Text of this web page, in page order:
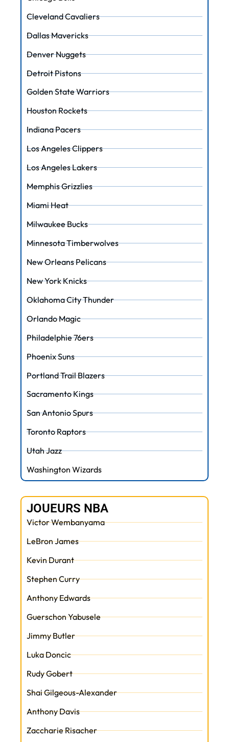
Cleveland Cavaliers
Dallas Mavericks
Denver Nuggets
Detroit Pistons
Golden State Warriors
Houston Rockets
Indiana Pacers
Los Angeles Clippers
Los Angeles Lakers
Memphis Grizzlies
Miami Heat
Milwaukee Bucks
Minnesota Timberwolves
New Orleans Pelicans
New York Knicks
Oklahoma City Thunder
Orlando Magic
Philadelphie 76ers
Phoenix Suns
Portland Trail Blazers
Sacramento Kings
San Antonio Spurs
Toronto Raptors
Utah Jazz
Washington Wizards
JOUEURS NBA
Victor Wembanyama
LeBron James
Kevin Durant
Stephen Curry
Anthony Edwards
Guerschon Yabusele
Jimmy Butler
Luka Doncic
Rudy Gobert
Shai Gilgeous-Alexander
Anthony Davis
Zaccharie Risacher